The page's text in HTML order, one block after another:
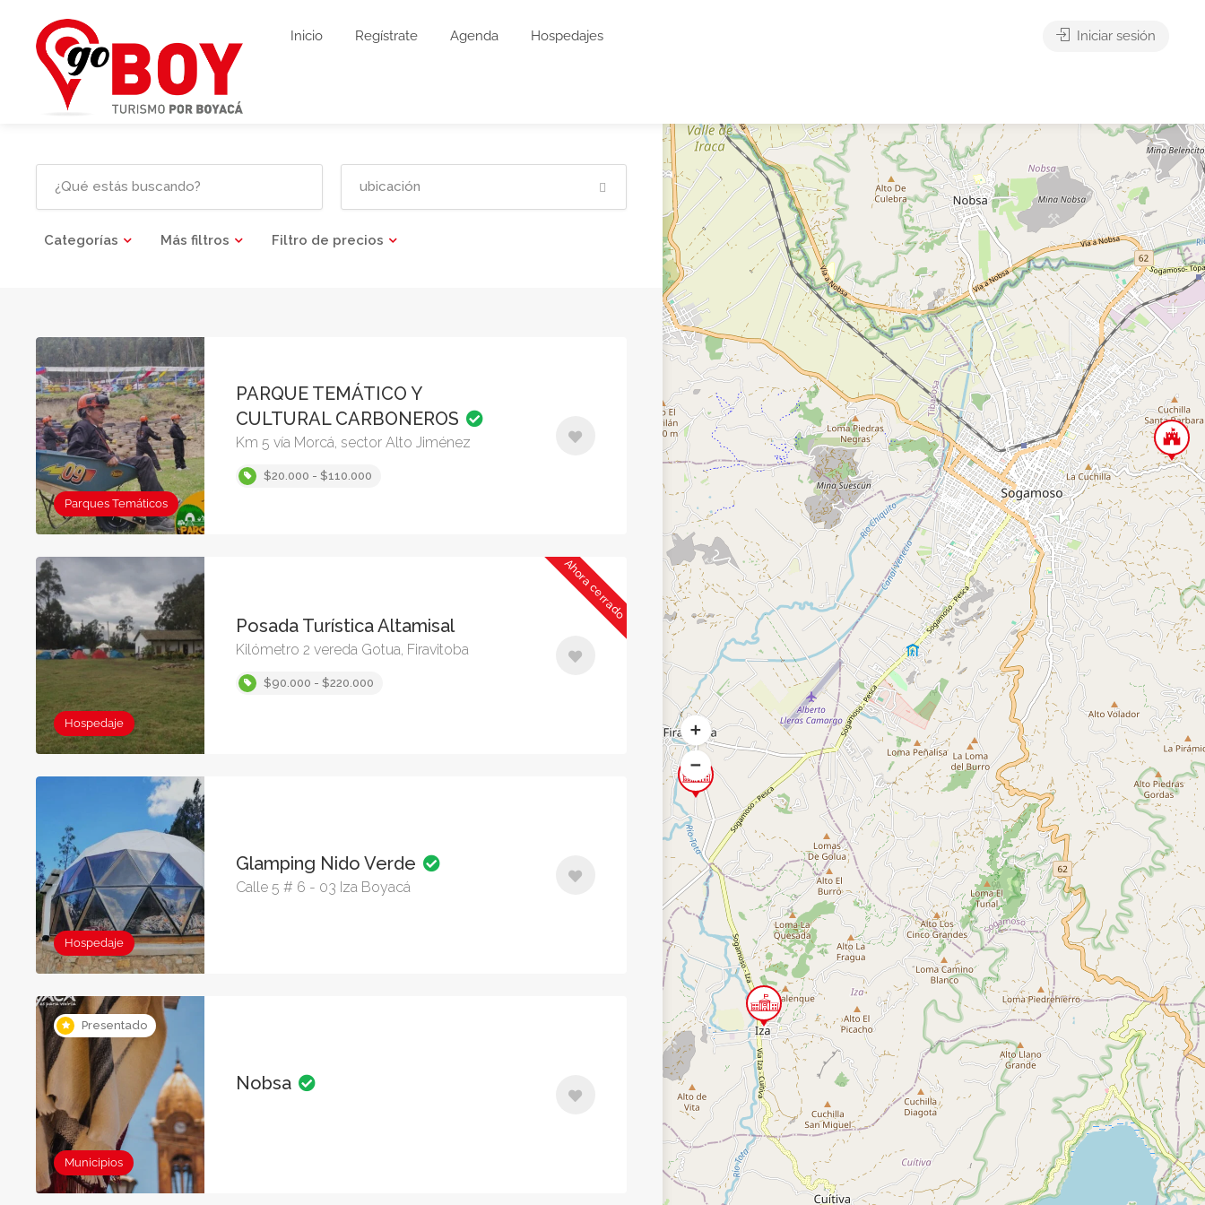
Inicio Regístrate Agenda Hospedajes Iniciar sesión
Categorías Más filtros Filtro de precios
Parques Temáticos
PARQUE TEMÁTICO Y
CULTURAL CARBONEROS
Km 5 vía Morcá, sector Alto Jiménez
$20.000 - $110.000
Hospedaje
Ahora cerrado
Posada Turística Altamisal
Kilómetro 2 vereda Gotua, Firavitoba
$90.000 - $220.000
Hospedaje
Glamping Nido Verde
Calle 5 # 6 - 03 Iza Boyacá
Presentado
Municipios
Nobsa